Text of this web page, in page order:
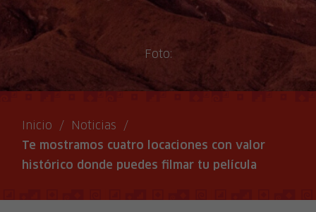
Foto:
Inicio / Noticias /
Te mostramos cuatro locaciones con valor
histórico donde puedes filmar tu película